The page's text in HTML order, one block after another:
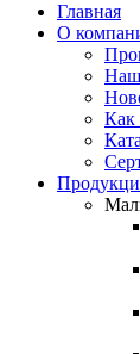
Главная
О
Как